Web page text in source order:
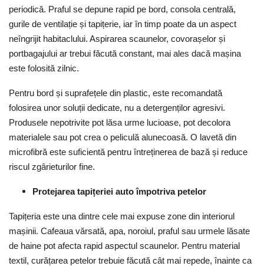
periodică. Praful se depune rapid pe bord, consola centrală,
gurile de ventilație și tapițerie, iar în timp poate da un aspect
neîngrijit habitaclului. Aspirarea scaunelor, covorașelor și
portbagajului ar trebui făcută constant, mai ales dacă mașina
este folosită zilnic.
Pentru bord și suprafețele din plastic, este recomandată
folosirea unor soluții dedicate, nu a detergenților agresivi.
Produsele nepotrivite pot lăsa urme lucioase, pot decolora
materialele sau pot crea o peliculă alunecoasă. O lavetă din
microfibră este suficientă pentru întreținerea de bază și reduce
riscul zgârieturilor fine.
Protejarea tapițeriei auto împotriva petelor
Tapițeria este una dintre cele mai expuse zone din interiorul
mașinii. Cafeaua vărsată, apa, noroiul, praful sau urmele lăsate
de haine pot afecta rapid aspectul scaunelor. Pentru material
textil, curățarea petelor trebuie făcută cât mai repede, înainte ca